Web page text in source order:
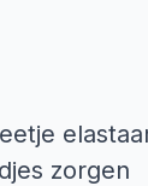
zorgen